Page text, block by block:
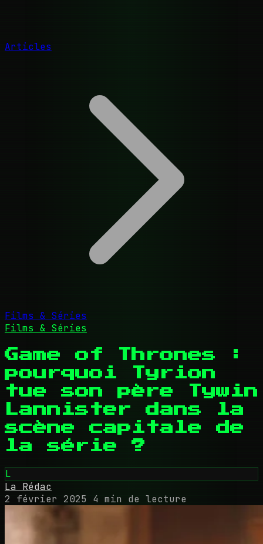
Articles
Films & Séries
Films & Séries
Game of Thrones :
pourquoi Tyrion
tue son père Tywin
Lannister dans la
scène capitale de
la série ?
L
La Rédac
2 février 2025
4 min de lecture